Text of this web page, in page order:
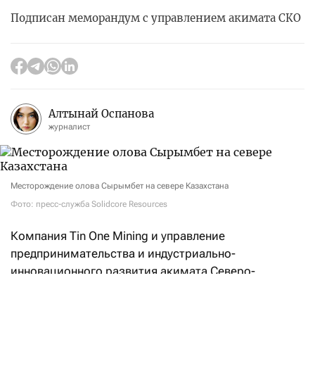
Подписан меморандум с управлением акимата СКО
Алтынай Оспанова
журналист
Месторождение олова Сырымбет на севере Казахстана
Фото: пресс-служба Solidcore Resources
Компания Tin One Mining и управление
предпринимательства и индустриально-
инновационного развития акимата Северо-